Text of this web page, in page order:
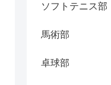
ソフトテニス部
馬術部
卓球部